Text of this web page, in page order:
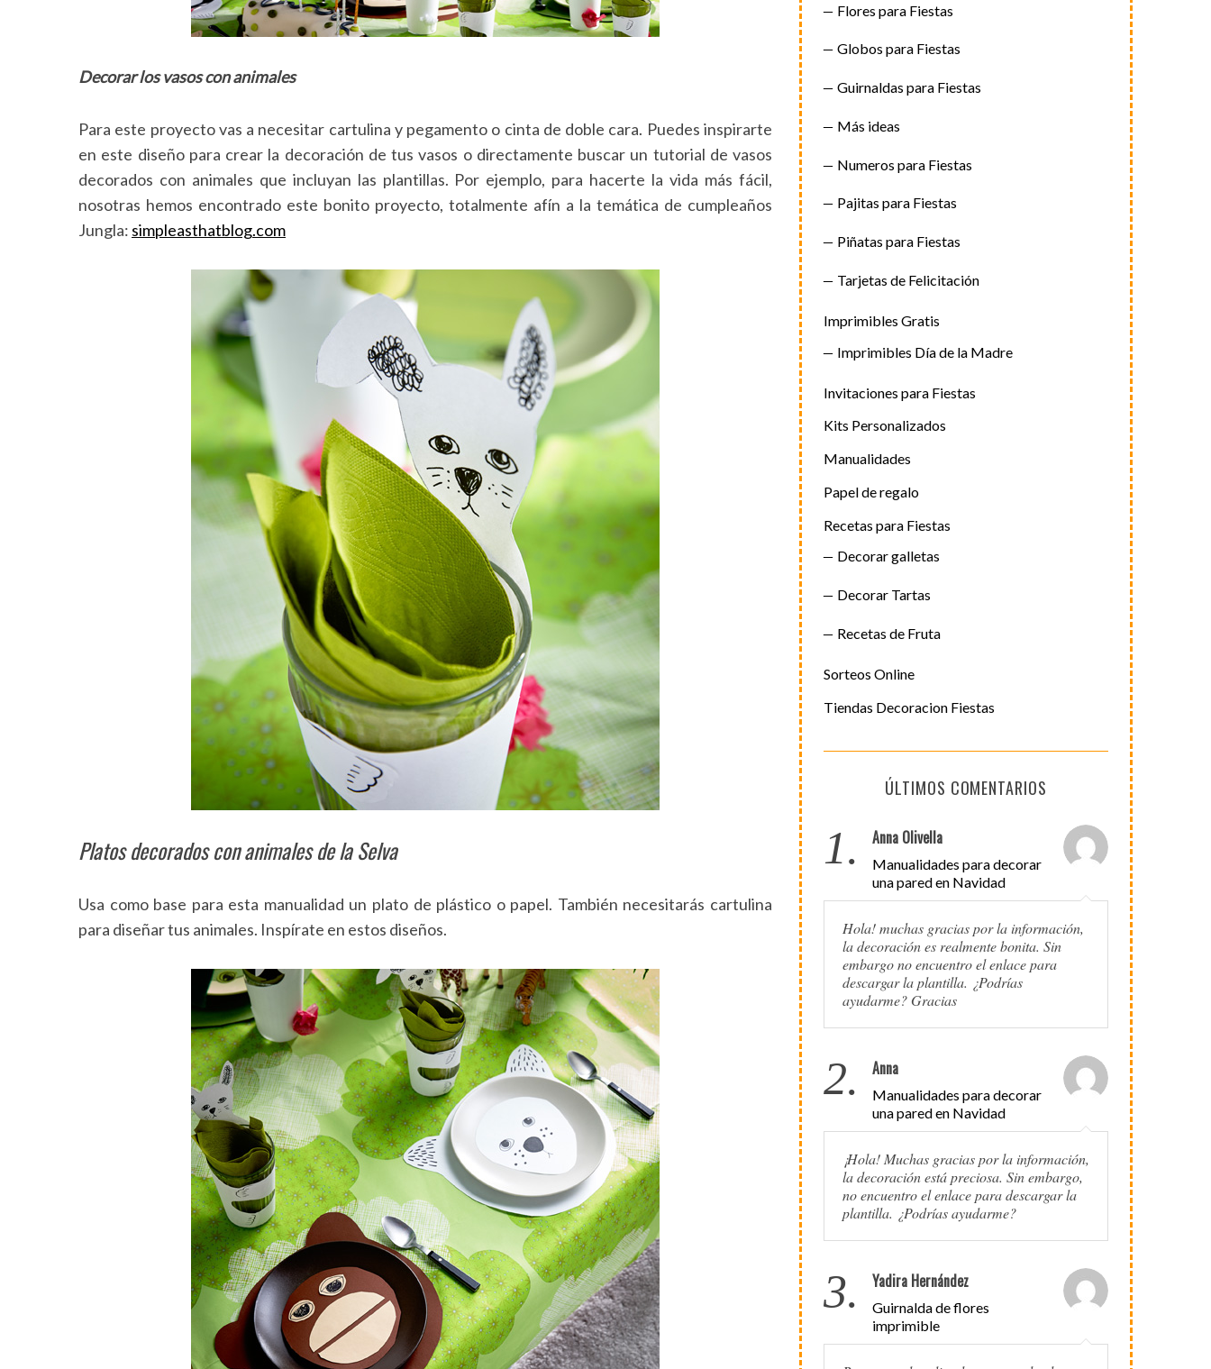
Decorar los vasos con animales
Para este proyecto vas a necesitar cartulina y pegamento o cinta de doble cara. Puedes inspirarte
en este diseño para crear la decoración de tus vasos o directamente buscar un tutorial de vasos
decorados con animales que incluyan las plantillas. Por ejemplo, para hacerte la vida más fácil,
nosotras hemos encontrado este bonito proyecto, totalmente afín a la temática de cumpleaños
Jungla: simpleasthatblog.com
Platos decorados con animales de la Selva
Usa como base para esta manualidad un plato de plástico o papel. También necesitarás cartulina
para diseñar tus animales. Inspírate en estos diseños.
Flores para Fiestas
Globos para Fiestas
Guirnaldas para Fiestas
Más ideas
Numeros para Fiestas
Pajitas para Fiestas
Piñatas para Fiestas
Tarjetas de Felicitación
Imprimibles Gratis
Imprimibles Día de la Madre
Invitaciones para Fiestas
Kits Personalizados
Manualidades
Papel de regalo
Recetas para Fiestas
Decorar galletas
Decorar Tartas
Recetas de Fruta
Sorteos Online
Tiendas Decoracion Fiestas
ÚLTIMOS COMENTARIOS
1. Anna Olivella
Manualidades para decorar
una pared en Navidad
Hola! muchas gracias por la información,
la decoración es realmente bonita. Sin
embargo no encuentro el enlace para
descargar la plantilla. ¿Podrías
ayudarme? Gracias
2. Anna
Manualidades para decorar
una pared en Navidad
¡Hola! Muchas gracias por la información,
la decoración está preciosa. Sin embargo,
no encuentro el enlace para descargar la
plantilla. ¿Podrías ayudarme?
3. Yadira Hernández
Guirnalda de flores
imprimible